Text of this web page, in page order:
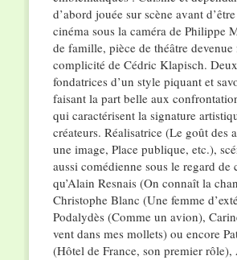
d’abord jouée sur scène avant
cinéma sous la caméra de Philippe
de famille, pièce de théâtre
complicité de Cédric Klapisch.
fondatrices d’un style piquant et
faisant la part belle aux
qui caractérisent la signature
créateurs. Réalisatrice (Le goût des
une image, Place publique, etc.),
aussi comédienne sous le regard de
qu’Alain Resnais (On connaît la
Christophe Blanc (Une femme
Podalydès (Comme un avion),
vent dans mes mollets) ou encore
(Hôtel de France, son premier rôle),